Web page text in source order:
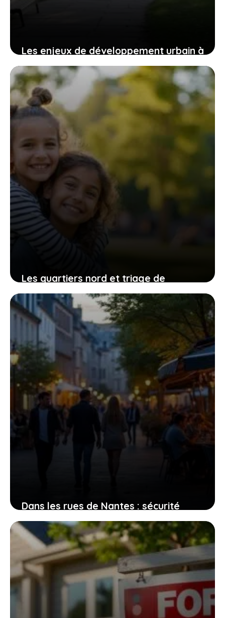
Les enjeux de développement urbain à
Saint-Genis-Laval : focus sur les
quartiers chauds
4 août 2026
Les quartiers nord et triage de
Villeneuve-Saint-Georges : entre défis
et transformations
3 août 2026
Dans les rues de Nantes : sécurité
perçue et réalités des quartiers
2 août 2026